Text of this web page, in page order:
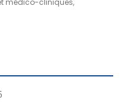
médico-cliniques,